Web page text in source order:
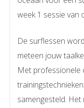
week 1 sessie van
De surflessen
meteen jouw
Met professionele
samengesteld.